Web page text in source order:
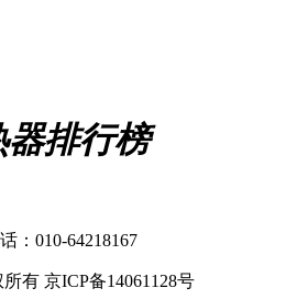
排行榜
：010-64218167
有 京ICP备14061128号